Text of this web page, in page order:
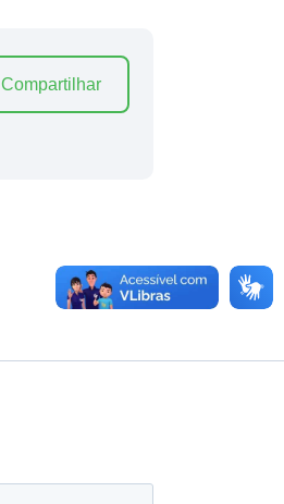
Compartilhar